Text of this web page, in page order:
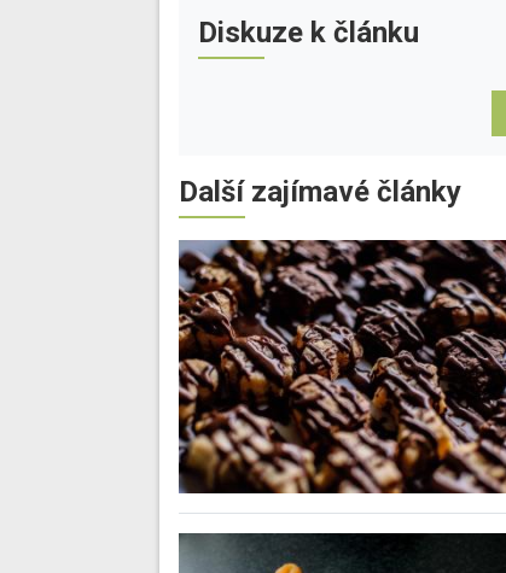
Diskuze k článku
Další zajímavé články